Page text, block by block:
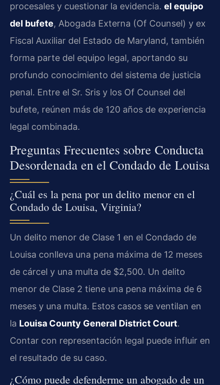
procesales y cuestionar la evidencia. el equipo
del bufete, Abogada Externa (Of Counsel) y ex
Fiscal Auxiliar del Estado de Maryland, también
forma parte del equipo legal, aportando su
profundo conocimiento del sistema de justicia
penal. Entre el Sr. Sris y los Of Counsel del
bufete, reúnen más de 120 años de experiencia
legal combinada.
Preguntas Frecuentes sobre Conducta
Desordenada en el Condado de Louisa
¿Cuál es la pena por un delito menor en el
Condado de Louisa, Virginia?
Un delito menor de Clase 1 en el Condado de
Louisa conlleva una pena máxima de 12 meses
de cárcel y una multa de $2,500. Un delito
menor de Clase 2 tiene una pena máxima de 6
meses y una multa. Estos casos se ventilan en
la Louisa County General District Court.
Contar con representación legal puede influir en
el resultado de su caso.
¿Cómo puede defenderme un abogado de un